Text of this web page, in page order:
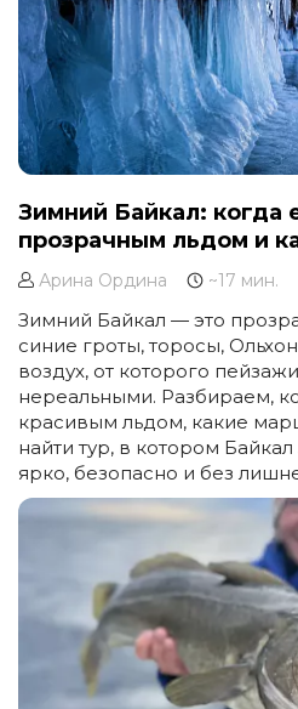
Зимний Байкал: когда
прозрачным льдом и
Арина Ордина ~17 мин.
Зимний Байкал — это
синие гроты, торосы,
воздух, от которого
нереальными. Разбираем,
красивым льдом, какие
найти тур, в котором
ярко, безопасно и без